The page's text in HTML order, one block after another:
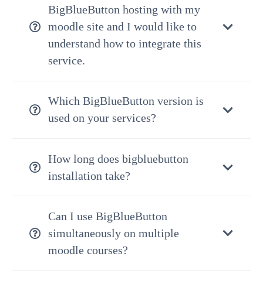
BigBlueButton hosting with my
moodle site and I would like to
understand how to integrate this
service.
Which BigBlueButton version is
used on your services?
How long does bigbluebutton
installation take?
Can I use BigBlueButton
simultaneously on multiple
moodle courses?